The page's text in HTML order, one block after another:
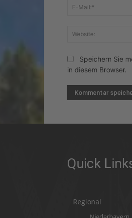
Speichern Sie
in diesem Browser.
Quick
Regional